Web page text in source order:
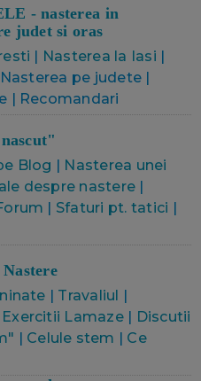
- nasterea in
judet si oras
| Nasterea la Iasi |
pe judete |
| Recomandari
Blog | Nasterea unei
despre nastere |
| Sfaturi pt. tatici |
| Travaliul |
Exercitii Lamaze| Discutii
| Celule stem | Ce